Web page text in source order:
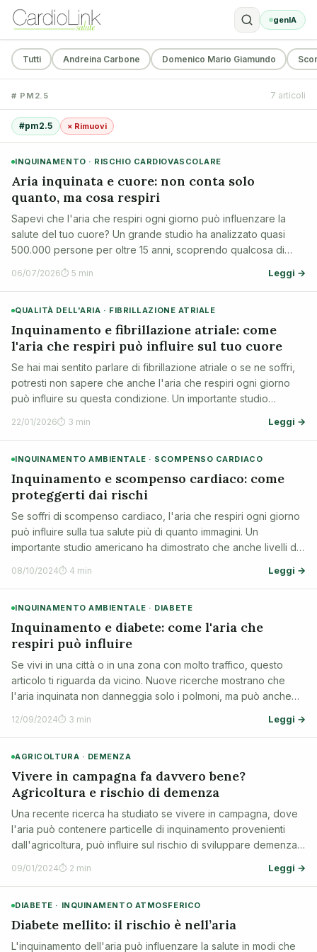
genIA
Tutti Andreina Carbone Domenico Mario Giamundo
# PM2.5 7 articoli
#pm2.5 × Rimuovi
INQUINAMENTO · RISCHIO CARDIOVASCOLARE
Aria inquinata e cuore: non conta solo
quanto, ma cosa respiri
Sapevi che l'aria che respiri ogni giorno può influenzare la
salute del tuo cuore? Un grande studio ha analizzato quasi
500.000 persone per oltre 15 anni, scoprendo qualcosa di
importante: quando si parla di inquinamento atmosferico, non
conta solo la quantità…
06/07/2026⏱ 5 min Leggi →
QUALITÀ DELL'ARIA · FIBRILLAZIONE ATRIALE
Inquinamento e fibrillazione atriale: come
l'aria che respiri può influire sul tuo cuore
Se hai mai sentito parlare di fibrillazione atriale o se ne soffri,
potresti non sapere che anche l'aria che respiri ogni giorno
può influire su questa condizione. Un importante studio
polacco ha dimostrato che l'inquinamento atmosferico può
scatenare episodi …
22/01/2026⏱ 3 min Leggi →
INQUINAMENTO AMBIENTALE · SCOMPENSO CARDIACO
Inquinamento e scompenso cardiaco: come
proteggerti dai rischi
Se soffri di scompenso cardiaco, l'aria che respiri ogni giorno
può influire sulla tua salute più di quanto immagini. Un
importante studio americano ha dimostrato che anche livelli di
inquinamento considerati "sicuri" possono aumentare il rischio
di ricoveri e…
08/10/2024⏱ 4 min Leggi →
INQUINAMENTO AMBIENTALE · DIABETE
Inquinamento e diabete: come l'aria che
respiri può influire
Se vivi in una città o in una zona con molto traffico, questo
articolo ti riguarda da vicino. Nuove ricerche mostrano che
l'aria inquinata non danneggia solo i polmoni, ma può anche
aumentare il rischio di sviluppare il diabete, soprattutto se sei
donna. Capir…
12/09/2024⏱ 3 min Leggi →
AGRICOLTURA · DEMENZA
Vivere in campagna fa davvero bene?
Agricoltura e rischio di demenza
Una recente ricerca ha studiato se vivere in campagna, dove
l'aria può contenere particelle di inquinamento provenienti
dall'agricoltura, può influire sul rischio di sviluppare demenza.
Questo studio aiuta a capire meglio come l'ambiente in cui
viviamo può inf…
09/01/2024⏱ 2 min Leggi →
DIABETE · INQUINAMENTO ATMOSFERICO
Diabete mellito: il rischio è nell’aria
L'inquinamento dell'aria può influenzare la salute in modi che